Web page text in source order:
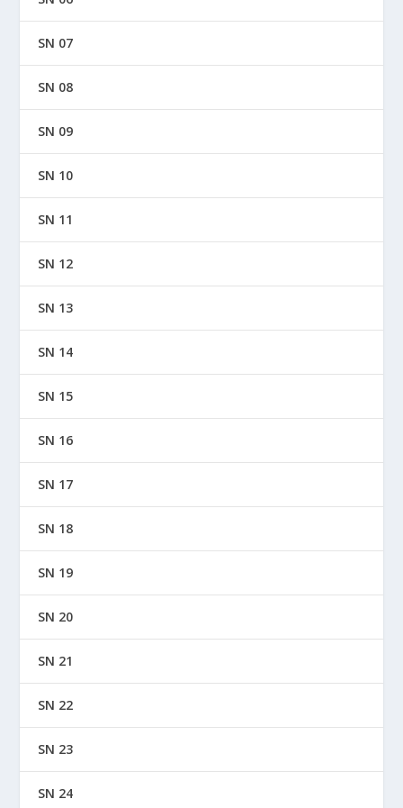
SN 07
SN 08
SN 09
SN 10
SN 11
SN 12
SN 13
SN 14
SN 15
SN 16
SN 17
SN 18
SN 19
SN 20
SN 21
SN 22
SN 23
SN 24